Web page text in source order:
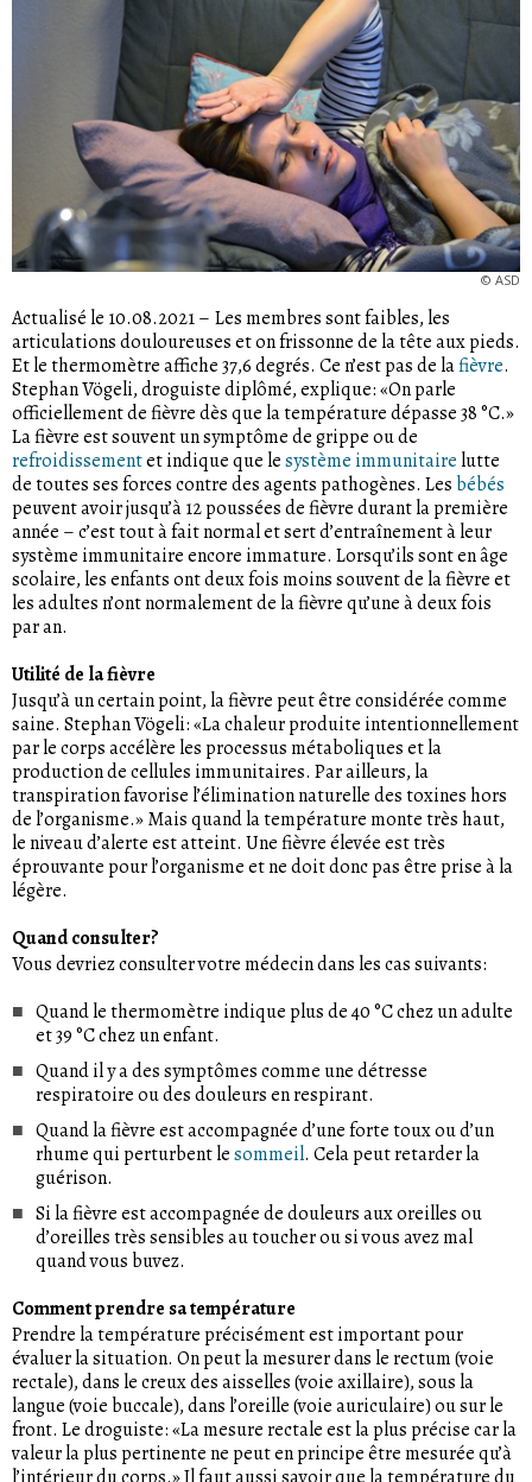
© ASD
Actualisé le 10.08.2021– Les membres sont faibles, les
articulations douloureuses et on frissonne de la tête aux pieds.
Et le thermomètre affiche 37,6 degrés. Ce n’est pas de lafièvre.
Stephan Vögeli, droguiste diplômé, explique: «On parle
officiellement de fièvre dès que la température dépasse 38 °C.»
La fièvre est souvent un symptôme de grippe ou de
refroidissementet indique que lesystème immunitaire lutte
de toutes ses forces contre des agents pathogènes. Lesbébés
peuvent avoir jusqu’à 12 poussées de fièvre durant la première
année – c’est tout à fait normal et sert d’entraînement à leur
système immunitaire encore immature. Lorsqu’ils sont en âge
scolaire, les enfants ont deux fois moins souvent de la fièvre et
les adultes n’ont normalement de la fièvre qu’une à deux fois
par an.
Utilité de la fièvre
Jusqu’à un certain point, la fièvre peut être considérée comme
saine. Stephan Vögeli: «La chaleur produite intentionnellement
par le corps accélère les processus métaboliques et la
production de cellules immunitaires. Par ailleurs, la
transpiration favorise l’élimination naturelle des toxines hors
de l’organisme.» Mais quand la température monte très haut,
le niveau d’alerte est atteint. Une fièvre élevée est très
éprouvante pour l’organisme et ne doit donc pas être prise à la
légère.
Quand consulter?
Vous devriez consulter votre médecin dans les cas suivants:
Quand le thermomètre indique plus de 40 °C chez un adulte
et 39 °C chez un enfant.
Quand il y a des symptômes comme une détresse
respiratoire ou des douleurs en respirant.
Quand la fièvre est accompagnée d’une forte toux ou d’un
rhume qui perturbent lesommeil. Cela peut retarder la
guérison.
Si la fièvre est accompagnée de douleurs aux oreilles ou
d’oreilles très sensibles au toucher ou si vous avez mal
quand vous buvez.
Comment prendre sa température
Prendre la température précisément est important pour
évaluer la situation. On peut la mesurer dans le rectum (voie
rectale), dans le creux des aisselles (voie axillaire), sous la
langue (voie buccale), dans l’oreille (voie auriculaire) ou sur le
front. Le droguiste: «La mesure rectale est la plus précise car la
valeur la plus pertinente ne peut en principe être mesurée qu’à